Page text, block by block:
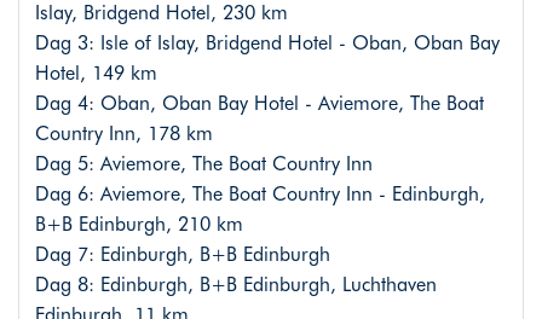
Islay, Bridgend Hotel, 230 km
Dag 3: Isle of Islay, Bridgend Hotel - Oban, Oban Bay
Hotel, 149 km
Dag 4: Oban, Oban Bay Hotel - Aviemore, The Boat
Country Inn, 178 km
Dag 5: Aviemore, The Boat Country Inn
Dag 6: Aviemore, The Boat Country Inn - Edinburgh,
B+B Edinburgh, 210 km
Dag 7: Edinburgh, B+B Edinburgh
Dag 8: Edinburgh, B+B Edinburgh, Luchthaven